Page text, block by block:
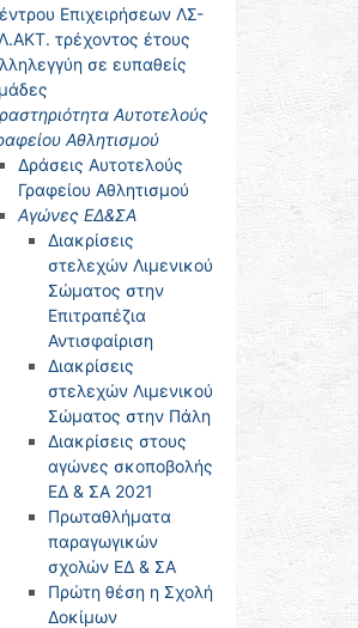
Επιχειρήσεων ΛΣ-
τρέχοντος έτους
σε ευπαθείς
Αυτοτελούς
Αθλητισμού
Δράσεις Αυτοτελούς
Γραφείου Αθλητισμού
Αγώνες ΕΔ&ΣΑ
Διακρίσεις
στελεχών Λιμενικού
Σώματος στην
Επιτραπέζια
Αντισφαίριση
Διακρίσεις
στελεχών Λιμενικού
Σώματος στην Πάλη
Διακρίσεις στους
αγώνες σκοποβολής
ΕΔ & ΣΑ 2021
Πρωταθλήματα
παραγωγικών
σχολών ΕΔ & ΣΑ
Πρώτη θέση η Σχολή
Δοκίμων